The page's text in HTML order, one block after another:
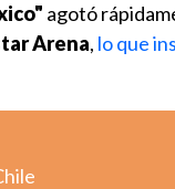
agotó
Arena, lo que